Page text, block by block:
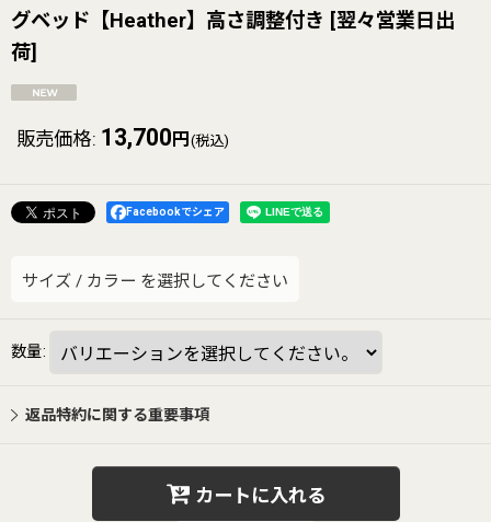
グベッド【Heather】高さ調整付き [翌々営業日出
荷]
販売価格: 13,700 円 (税込)
Facebookでシェア
サイズ / カラー を選択してください
数量:
返品特約に関する重要事項
カートに入れる